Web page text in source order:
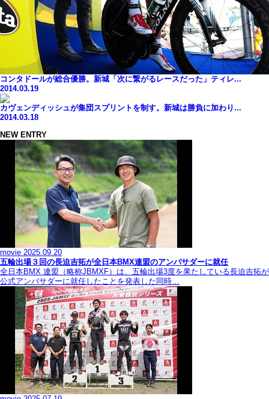
コンタドールが総合優勝。新城「次に繋がるレースだった」ティレ...
2014.03.19
カヴェンディッシュが集団スプリントを制す。新城は勝負に加わり...
2014.03.18
NEW ENTRY
movie 2025.09.20
五輪出場３回の長迫吉拓が全日本BMX連盟のアンバサダーに就任
全日本BMX 連盟（略称JBMXF）は、五輪出場3度を果たしている長迫吉拓が
公式アンバサダーに就任したことを発表した同時…